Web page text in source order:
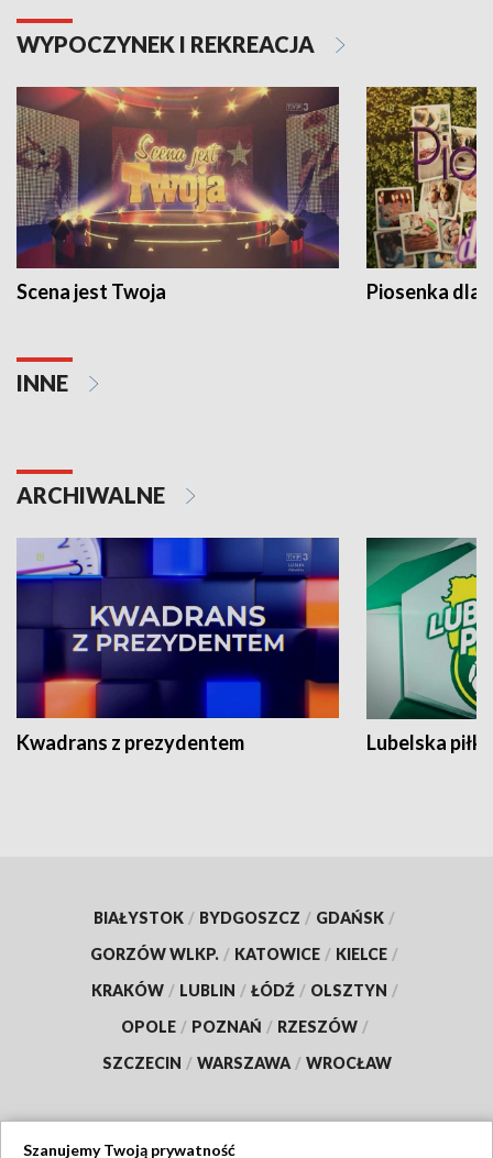
WYPOCZYNEK I REKREACJA
Scena jest Twoja Piosenka dla
INNE
ARCHIWALNE
Kwadrans z prezydentem Lubelska piłka
BIAŁYSTOK / BYDGOSZCZ / GDAŃSK /
GORZÓW WLKP. / KATOWICE / KIELCE /
KRAKÓW / LUBLIN / ŁÓDŹ / OLSZTYN /
OPOLE / POZNAŃ / RZESZÓW /
SZCZECIN / WARSZAWA / WROCŁAW
Szanujemy Twoją prywatność